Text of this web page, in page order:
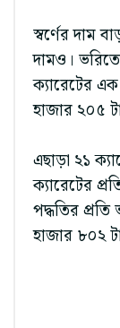
স্বর্ণের দাম
দামও।
ক্যারেটের
হাজার ২০৫
এছাড়া ২১
ক্যারেটের
পদ্ধতির
হাজার ৮০২